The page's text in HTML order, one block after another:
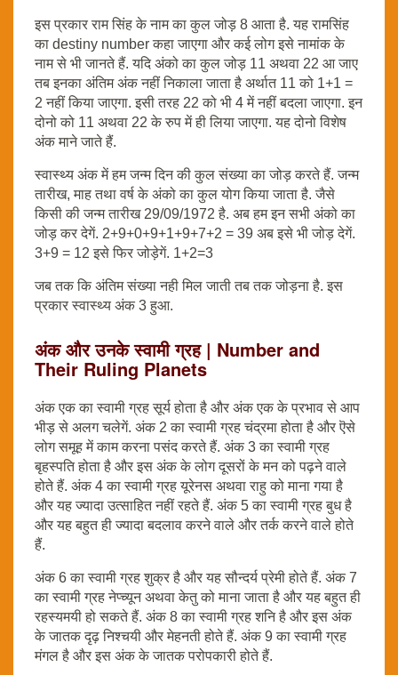
इस प्रकार राम सिंह के नाम का कुल जोड़ 8 आता है. यह रामसिंह
का destiny number कहा जाएगा और कई लोग इसे नामांक के
नाम से भी जानते हैं. यदि अंको का कुल जोड़ 11 अथवा 22 आ जाए
तब इनका अंतिम अंक नहीं निकाला जाता है अर्थात 11 को 1+1 =
2 नहीं किया जाएगा. इसी तरह 22 को भी 4 में नहीं बदला जाएगा. इन
दोनो को 11 अथवा 22 के रुप में ही लिया जाएगा. यह दोनो विशेष
अंक माने जाते हैं.
स्वास्थ्य अंक में हम जन्म दिन की कुल संख्या का जोड़ करते हैं. जन्म
तारीख, माह तथा वर्ष के अंको का कुल योग किया जाता है. जैसे
किसी की जन्म तारीख 29/09/1972 है. अब हम इन सभी अंको का
जोड़ कर देगें. 2+9+0+9+1+9+7+2 = 39 अब इसे भी जोड़ देगें.
3+9 = 12 इसे फिर जोड़ेगें. 1+2=3
जब तक कि अंतिम संख्या नही मिल जाती तब तक जोड़ना है. इस
प्रकार स्वास्थ्य अंक 3 हुआ.
अंक और उनके स्वामी ग्रह | Number and
Their Ruling Planets
अंक एक का स्वामी ग्रह सूर्य होता है और अंक एक के प्रभाव से आप
भीड़ से अलग चलेगें. अंक 2 का स्वामी ग्रह चंद्रमा होता है और ऎसे
लोग समूह में काम करना पसंद करते हैं. अंक 3 का स्वामी ग्रह
बृहस्पति होता है और इस अंक के लोग दूसरों के मन को पढ़ने वाले
होते हैं. अंक 4 का स्वामी ग्रह यूरेनस अथवा राहु को माना गया है
और यह ज्यादा उत्साहित नहीं रहते हैं. अंक 5 का स्वामी ग्रह बुध है
और यह बहुत ही ज्यादा बदलाव करने वाले और तर्क करने वाले होते
हैं.
अंक 6 का स्वामी ग्रह शुक्र है और यह सौन्दर्य प्रेमी होते हैं. अंक 7
का स्वामी ग्रह नेप्च्यून अथवा केतु को माना जाता है और यह बहुत ही
रहस्यमयी हो सकते हैं. अंक 8 का स्वामी ग्रह शनि है और इस अंक
के जातक दृढ़ निश्चयी और मेहनती होते हैं. अंक 9 का स्वामी ग्रह
मंगल है और इस अंक के जातक परोपकारी होते हैं.